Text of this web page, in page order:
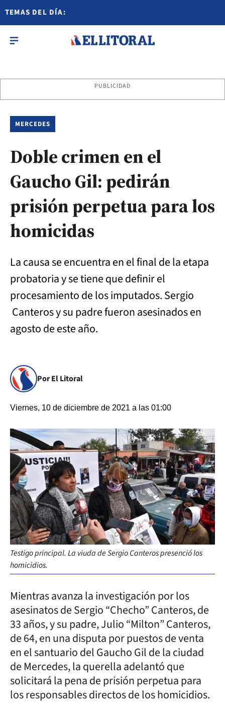
TEMAS DEL DÍA:
PUBLICIDAD
MERCEDES
Doble crimen en el
Gaucho Gil: pedirán
prisión perpetua para los
homicidas
La causa se encuentra en el final de la etapa
probatoria y se tiene que definir el
procesamiento de los imputados. Sergio
Canteros y su padre fueron asesinados en
agosto de este año.
Por El Litoral
Viernes, 10 de diciembre de 2021 a las 01:00
Testigo principal. La viuda de Sergio Canteros presenció los
homicidios.
Mientras avanza la investigación por los
asesinatos de Sergio “Checho” Canteros, de
33 años, y su padre, Julio “Milton” Canteros,
de 64, en una disputa por puestos de venta
en el santuario del Gaucho Gil de la ciudad
de Mercedes, la querella adelantó que
solicitará la pena de prisión perpetua para
los responsables directos de los homicidios.